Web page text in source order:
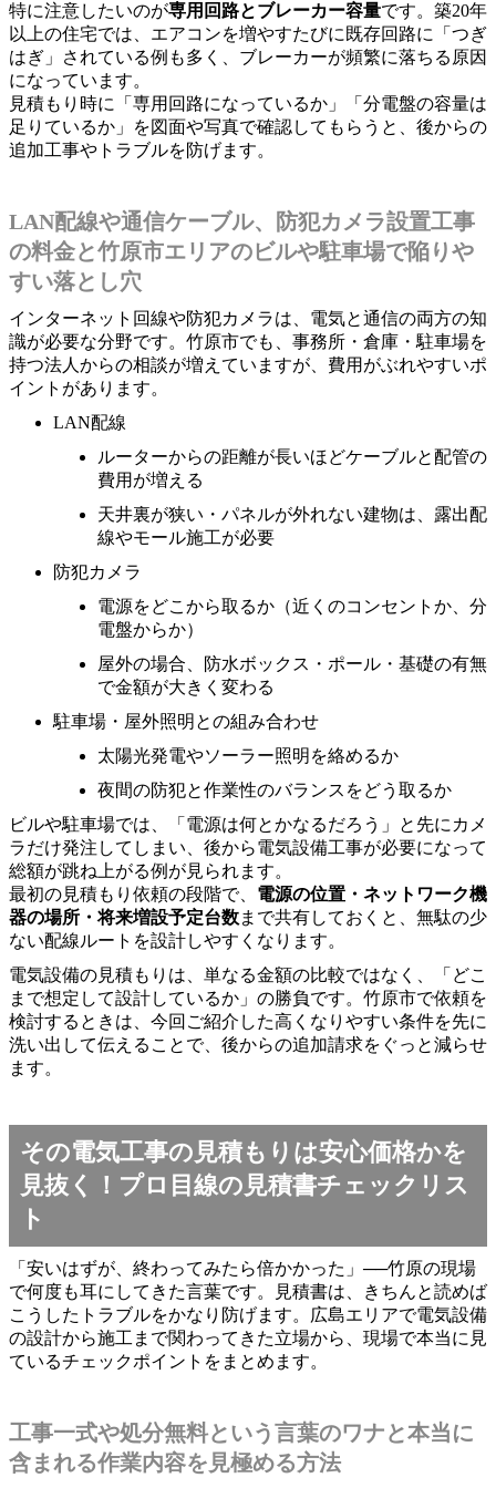
特に注意したいのが専用回路とブレーカー容量です。築20年
以上の住宅では、エアコンを増やすたびに既存回路に「つぎ
はぎ」されている例も多く、ブレーカーが頻繁に落ちる原因
になっています。
見積もり時に「専用回路になっているか」「分電盤の容量は
足りているか」を図面や写真で確認してもらうと、後からの
追加工事やトラブルを防げます。
LAN配線や通信ケーブル、防犯カメラ設置工事
の料金と竹原市エリアのビルや駐車場で陥りや
すい落とし穴
インターネット回線や防犯カメラは、電気と通信の両方の知
識が必要な分野です。竹原市でも、事務所・倉庫・駐車場を
持つ法人からの相談が増えていますが、費用がぶれやすいポ
イントがあります。
LAN配線
ルーターからの距離が長いほどケーブルと配管の
費用が増える
天井裏が狭い・パネルが外れない建物は、露出配
線やモール施工が必要
防犯カメラ
電源をどこから取るか（近くのコンセントか、分
電盤からか）
屋外の場合、防水ボックス・ポール・基礎の有無
で金額が大きく変わる
駐車場・屋外照明との組み合わせ
太陽光発電やソーラー照明を絡めるか
夜間の防犯と作業性のバランスをどう取るか
ビルや駐車場では、「電源は何とかなるだろう」と先にカメ
ラだけ発注してしまい、後から電気設備工事が必要になって
総額が跳ね上がる例が見られます。
最初の見積もり依頼の段階で、 電源の位置・ネットワーク機
器の場所・将来増設予定台数まで共有しておくと、無駄の少
ない配線ルートを設計しやすくなります。
電気設備の見積もりは、単なる金額の比較ではなく、「どこ
まで想定して設計しているか」の勝負です。竹原市で依頼を
検討するときは、今回ご紹介した高くなりやすい条件を先に
洗い出して伝えることで、後からの追加請求をぐっと減らせ
ます。
その電気工事の見積もりは安心価格かを
見抜く！プロ目線の見積書チェックリス
ト
「安いはずが、終わってみたら倍かかった」──竹原の現場
で何度も耳にしてきた言葉です。見積書は、きちんと読めば
こうしたトラブルをかなり防げます。広島エリアで電気設備
の設計から施工まで関わってきた立場から、現場で本当に見
ているチェックポイントをまとめます。
工事一式や処分無料という言葉のワナと本当に
含まれる作業内容を見極める方法